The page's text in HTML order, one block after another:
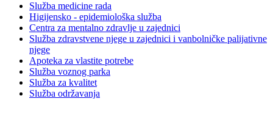
Služba medicine rada
Higijensko - epidemiološka služba
Centra za mentalno zdravlje u zajednici
Služba zdravstvene njege u zajednici i vanbolničke palijativne
njege
Apoteka za vlastite potrebe
Služba voznog parka
Služba za kvalitet
Služba održavanja